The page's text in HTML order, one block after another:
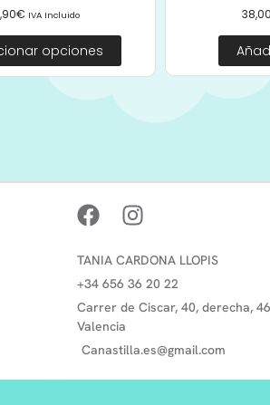
€ IVA Incluido
opciones
38,00
TANIA CARDONA LLOPIS
+34 656 36 20 22
Carrer de Ciscar, 40, derecha,
Valencia
Canastilla.es@gmail.com